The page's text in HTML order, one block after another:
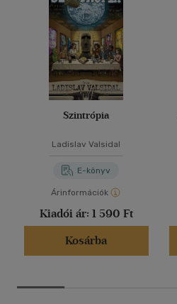
Szintrópia
Ladislav Valsidal
E-könyv
Árinformációk
Kiadói ár: 1 590 Ft
Kosárba